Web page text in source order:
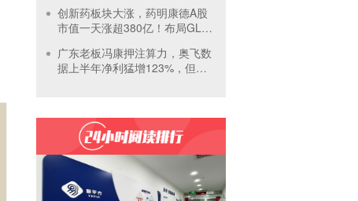
创新药板块大涨，药明康德A股
市值一天涨超380亿！布局GLP-
广东老板冯康押注算力，奥飞数
据上半年净利猛增123%，但总